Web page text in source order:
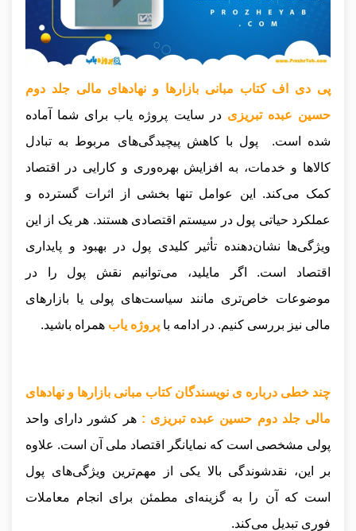
پی دی اف کتاب مبانی بازارها و نهادهای مالی جلد دوم
حسین عبده تبریزیدر سایت پروژه یاب برای شما آماده
شده است. پول با کاهش پیچیدگی‌های مربوط به تبادل
کالاها و خدمات، به افزایش بهره‌وری و کارایی در اقتصاد
کمک می‌کند. این عوامل تنها بخشی از اثرات گسترده و
عملکرد حیاتی پول در سیستم اقتصادی هستند. هر یک از این
ویژگی‌ها نشان‌دهنده تأثیر کلیدی پول در بهبود و پایداری
اقتصاد است. اگر مایلید، می‌توانیم نقش پول را در
موضوعات خاص‌تری مانند سیاست‌های پولی یا بازارهای
مالی نیز بررسی کنیم. در ادامه با پروژه یاب همراه باشید.
چند خطی درباره ی نویسندگان کتاب مبانی بازارها و نهادهای
مالی جلد دوم حسین عبده تبریزی : هر کشور دارای واحد
پولی مشخصی است که نمایانگر اقتصاد ملی آن است. علاوه
بر این، نقدشوندگی بالا یکی از مهم‌ترین ویژگی‌های پول
است که آن را به گزینه‌ای مطمئن برای انجام معاملات
فوری تبدیل می‌کند.